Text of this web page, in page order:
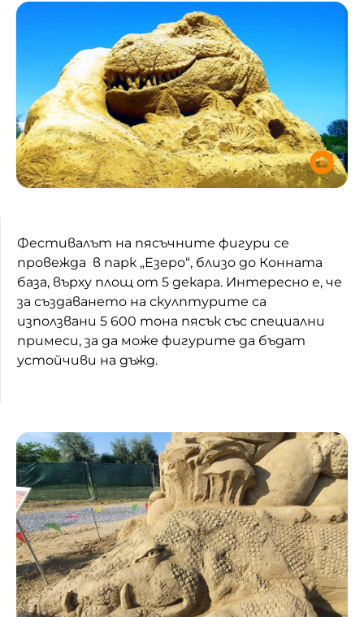
Фестивалът на пясъчните фигури се
провежда в парк „Езеро“, близо до Конната
база, върху площ от 5 декара. Интересно е, че
за създаването на скулптурите са
използвани 5 600 тона пясък със специални
примеси, за да може фигурите да бъдат
устойчиви на дъжд.